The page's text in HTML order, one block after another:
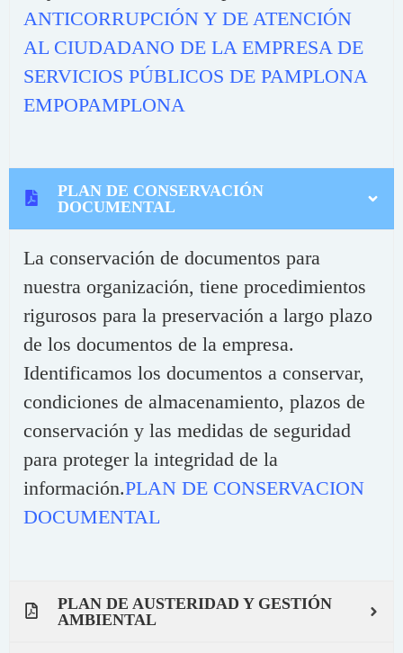
ANTICORRUPCIÓN Y DE ATENCIÓN
AL CIUDADANO DE LA EMPRESA DE
SERVICIOS PÚBLICOS DE PAMPLONA
EMPOPAMPLONA
PLAN DE CONSERVACIÓN
DOCUMENTAL
La conservación de documentos para
nuestra organización, tiene procedimientos
rigurosos para la preservación a largo plazo
de los documentos de la empresa.
Identificamos los documentos a conservar,
condiciones de almacenamiento, plazos de
conservación y las medidas de seguridad
para proteger la integridad de la
información.PLAN DE CONSERVACION
DOCUMENTAL
PLAN DE AUSTERIDAD Y GESTIÓN
AMBIENTAL